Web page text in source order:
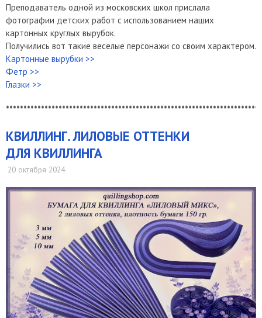
Преподаватель одной из московских школ прислала
фотографии детских работ с использованием наших
картонных круглых вырубок.
Получились вот такие веселые персонажи со своим характером.
Картонные вырубки >>
Фетр >>
Глазки >>
КВИЛЛИНГ. ЛИЛОВЫЕ ОТТЕНКИ
ДЛЯ КВИЛЛИНГА
20 октября 2024